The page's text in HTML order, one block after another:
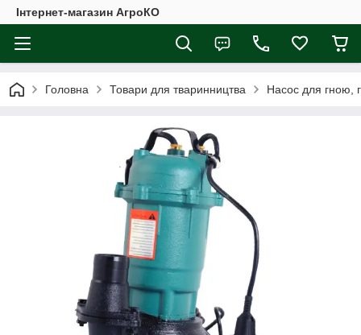
Інтернет-магазин АгроКО
Головна Товари для тваринництва Насос для гною,